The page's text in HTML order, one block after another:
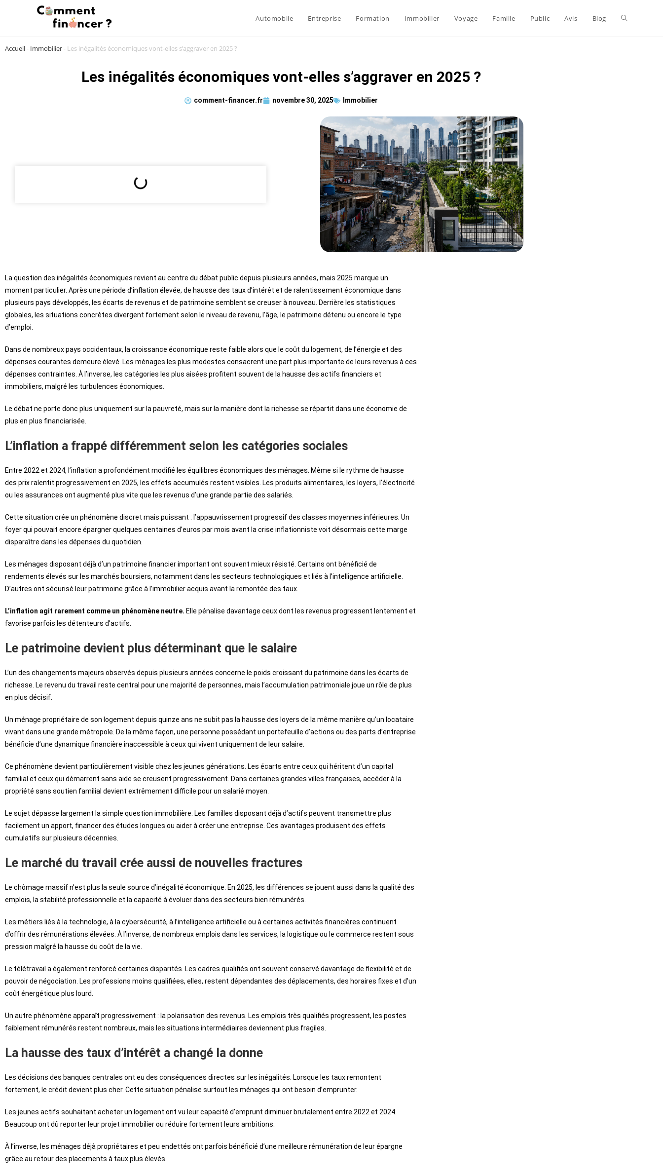
Automobile Entreprise Formation Immobilier Voyage Famille Public Avis Blog
Accueil- Immobilier- Les inégalités économiques vont-elles s’aggraver en 2025 ?
Les inégalités économiques vont-elles s’aggraver en 2025 ?
comment-financer.fr novembre 30, 2025 Immobilier
La question des inégalités économiques revient au centre du débat public depuis plusieurs années, mais 2025 marque un
moment particulier. Après une période d’inflation élevée, de hausse des taux d’intérêt et de ralentissement économique dans
plusieurs pays développés, les écarts de revenus et de patrimoine semblent se creuser à nouveau. Derrière les statistiques
globales, les situations concrètes divergent fortement selon le niveau de revenu, l’âge, le patrimoine détenu ou encore le type
d’emploi.
Dans de nombreux pays occidentaux, la croissance économique reste faible alors que le coût du logement, de l’énergie et des
dépenses courantes demeure élevé. Les ménages les plus modestes consacrent une part plus importante de leurs revenus à ces
dépenses contraintes. À l’inverse, les catégories les plus aisées profitent souvent de la hausse des actifs financiers et
immobiliers, malgré les turbulences économiques.
Le débat ne porte donc plus uniquement sur la pauvreté, mais sur la manière dont la richesse se répartit dans une économie de
plus en plus financiarisée.
L’inflation a frappé différemment selon les catégories sociales
Entre 2022 et 2024, l’inflation a profondément modifié les équilibres économiques des ménages. Même si le rythme de hausse
des prix ralentit progressivement en 2025, les effets accumulés restent visibles. Les produits alimentaires, les loyers, l’électricité
ou les assurances ont augmenté plus vite que les revenus d’une grande partie des salariés.
Cette situation crée un phénomène discret mais puissant : l’appauvrissement progressif des classes moyennes inférieures. Un
foyer qui pouvait encore épargner quelques centaines d’euros par mois avant la crise inflationniste voit désormais cette marge
disparaître dans les dépenses du quotidien.
Les ménages disposant déjà d’un patrimoine financier important ont souvent mieux résisté. Certains ont bénéficié de
rendements élevés sur les marchés boursiers, notamment dans les secteurs technologiques et liés à l’intelligence artificielle.
D’autres ont sécurisé leur patrimoine grâce à l’immobilier acquis avant la remontée des taux.
L’inflation agit rarement comme un phénomène neutre. Elle pénalise davantage ceux dont les revenus progressent lentement et
favorise parfois les détenteurs d’actifs.
Le patrimoine devient plus déterminant que le salaire
L’un des changements majeurs observés depuis plusieurs années concerne le poids croissant du patrimoine dans les écarts de
richesse. Le revenu du travail reste central pour une majorité de personnes, mais l’accumulation patrimoniale joue un rôle de plus
en plus décisif.
Un ménage propriétaire de son logement depuis quinze ans ne subit pas la hausse des loyers de la même manière qu’un locataire
vivant dans une grande métropole. De la même façon, une personne possédant un portefeuille d’actions ou des parts d’entreprise
bénéficie d’une dynamique financière inaccessible à ceux qui vivent uniquement de leur salaire.
Ce phénomène devient particulièrement visible chez les jeunes générations. Les écarts entre ceux qui héritent d’un capital
familial et ceux qui démarrent sans aide se creusent progressivement. Dans certaines grandes villes françaises, accéder à la
propriété sans soutien familial devient extrêmement difficile pour un salarié moyen.
Le sujet dépasse largement la simple question immobilière. Les familles disposant déjà d’actifs peuvent transmettre plus
facilement un apport, financer des études longues ou aider à créer une entreprise. Ces avantages produisent des effets
cumulatifs sur plusieurs décennies.
Le marché du travail crée aussi de nouvelles fractures
Le chômage massif n’est plus la seule source d’inégalité économique. En 2025, les différences se jouent aussi dans la qualité des
emplois, la stabilité professionnelle et la capacité à évoluer dans des secteurs bien rémunérés.
Les métiers liés à la technologie, à la cybersécurité, à l’intelligence artificielle ou à certaines activités financières continuent
d’offrir des rémunérations élevées. À l’inverse, de nombreux emplois dans les services, la logistique ou le commerce restent sous
pression malgré la hausse du coût de la vie.
Le télétravail a également renforcé certaines disparités. Les cadres qualifiés ont souvent conservé davantage de flexibilité et de
pouvoir de négociation. Les professions moins qualifiées, elles, restent dépendantes des déplacements, des horaires fixes et d’un
coût énergétique plus lourd.
Un autre phénomène apparaît progressivement : la polarisation des revenus. Les emplois très qualifiés progressent, les postes
faiblement rémunérés restent nombreux, mais les situations intermédiaires deviennent plus fragiles.
La hausse des taux d’intérêt a changé la donne
Les décisions des banques centrales ont eu des conséquences directes sur les inégalités. Lorsque les taux remontent
fortement, le crédit devient plus cher. Cette situation pénalise surtout les ménages qui ont besoin d’emprunter.
Les jeunes actifs souhaitant acheter un logement ont vu leur capacité d’emprunt diminuer brutalement entre 2022 et 2024.
Beaucoup ont dû reporter leur projet immobilier ou réduire fortement leurs ambitions.
À l’inverse, les ménages déjà propriétaires et peu endettés ont parfois bénéficié d’une meilleure rémunération de leur épargne
grâce au retour des placements à taux plus élevés.